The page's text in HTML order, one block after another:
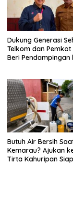
Dukung Generasi
Telkom dan
Beri Pendampingan
Butuh Air Bersih
Kemarau? Ajukan
Tirta Kahuripan